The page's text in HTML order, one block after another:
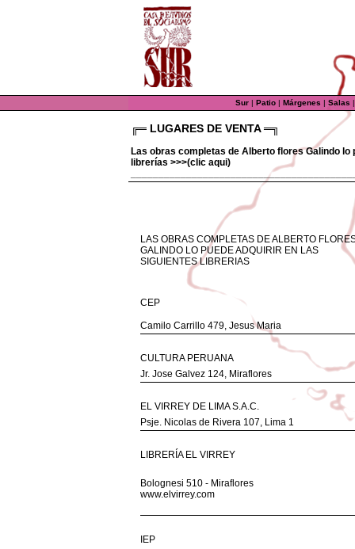
Sur| Patio| Márgenes | Salas
╔═ LUGARES DE VENTA ═╗
Las obras completas de Alberto flores Galindo
librerías >>>(clic aqui)
LAS OBRAS COMPLETAS DE ALBERTO
GALINDO LO PUEDE ADQUIRIR EN LAS
SIGUIENTES LIBRERIAS
CEP
Camilo Carrillo 479, Jesus Maria
CULTURA PERUANA
Jr. Jose Galvez 124, Miraflores
EL VIRREY DE LIMA S.A.C.
Psje. Nicolas de Rivera 107, Lima 1
LIBRERÍA EL VIRREY
Bolognesi 510 - Miraflores
www.elvirrey.com
IEP